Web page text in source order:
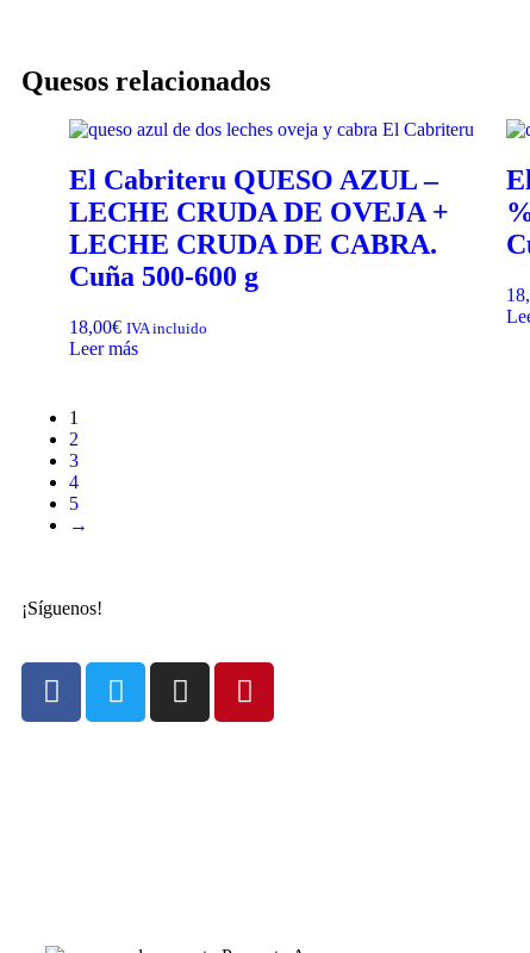
Quesos relacionados
El Cabriteru QUESO AZUL –
LECHE CRUDA DE OVEJA +
LECHE CRUDA DE CABRA.
Cuña 500-600 g
18,00€ IVA incluido
Leer más
1
2
3
4
5
→
¡Síguenos!